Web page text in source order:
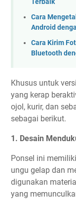
Terbaik
Cara
Android
Cara Kirim
Bluetooth
Khusus untuk
yang kerap
ojol, kurir, dan
sebagai berikut.
1. Desain
Ponsel ini
ungu gelap dan
digunakan
yang